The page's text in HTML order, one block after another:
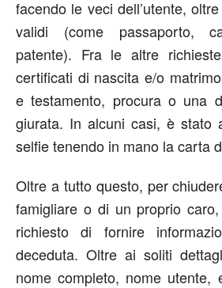
facendo le veci dell’utente,
validi (come passaporto,
patente). Fra le altre
certificati di nascita e/o
e testamento, procura o una
giurata. In alcuni casi, è stato
selfie tenendo in mano la carta
Oltre a tutto questo, per
famigliare o di un proprio
richiesto di fornire
deceduta. Oltre ai soliti
nome completo, nome utente,